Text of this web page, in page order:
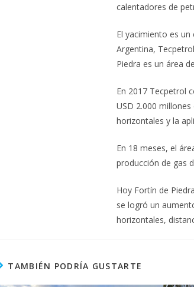
calentadores de
El yacimiento es
Argentina,
Piedra es un área
En 2017 Tecpetrol
USD 2.000
horizontales y la
En 18 meses, el
producción de gas
Hoy Fortín de
se logró un
horizontales,
TAMBIÉN PODRÍA GUSTARTE